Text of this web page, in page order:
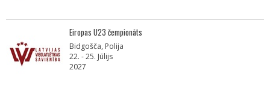
Eiropas U23 čempionāts
Bidgošča, Polija
22. - 25. Jūlijs
2027